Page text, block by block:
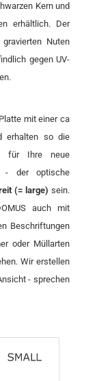
Kern und
erhältlich. Der
Nuten
gegen UV-
mit einer ca
erhalten so die
für Ihre neue
- der optische
(= large) sein.
auch mit
Beschriftungen
oder Müllarten
Wir erstellen
- sprechen